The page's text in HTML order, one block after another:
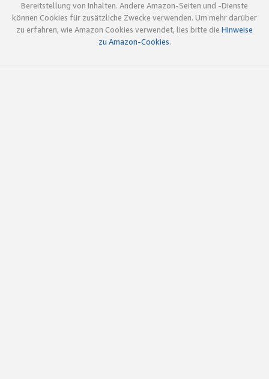
Bereitstellung von Inhalten. Andere Amazon-Seiten und -Dienste
können Cookies für zusätzliche Zwecke verwenden. Um mehr darüber
zu erfahren, wie Amazon Cookies verwendet, lies bitte die Hinweise
zu Amazon-Cookies.